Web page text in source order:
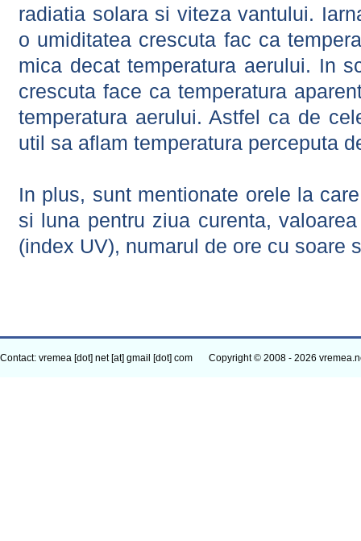
radiatia solara si viteza vantului.
o umiditatea crescuta fac ca
mica decat temperatura aerului. In
crescuta face ca temperatura
temperatura aerului. Astfel ca de
util sa aflam temperatura perceputa
In plus, sunt mentionate orele la
si luna pentru ziua curenta,
(index UV), numarul de ore cu soare
Contact: vremea [dot] net [at] gmail [dot] com Copyright © 2008 - 2026